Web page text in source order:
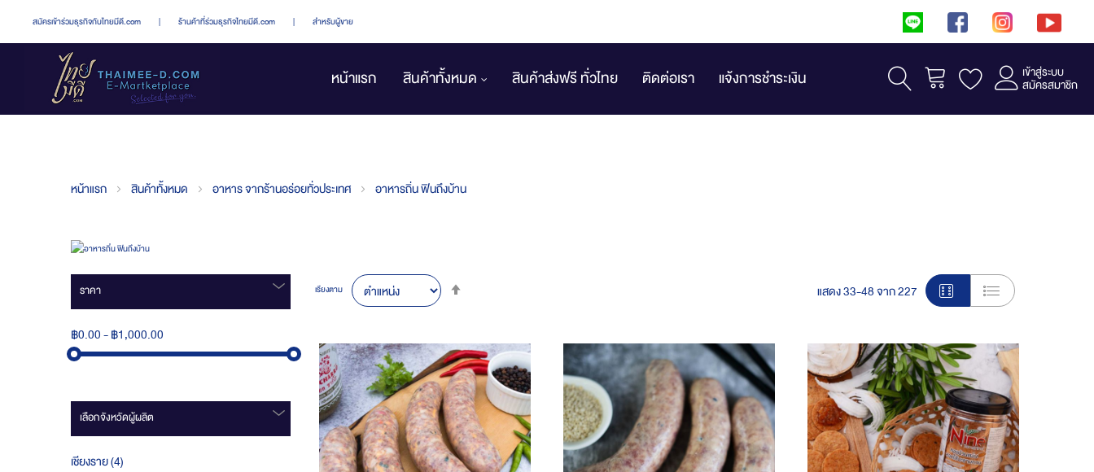
สมัครเข้าร่วมธุรกิจกับไทยมีดี.com | ร้านค้าที่ร่วมธุรกิจไทยมีดี.com | สำหรับผู้ขาย
หน้าแรก สินค้าทั้งหมด สินค้าส่งฟรี ทั่วไทย ติดต่อเรา แจ้งการชำระเงิน รถเข็น เข้าสู่ระบบ
สมัครสมาชิก
หน้าแรก สินค้าทั้งหมด อาหาร จากร้านอร่อยทั่วประเทศ อาหารถิ่น ฟินถึงบ้าน
ราคา
฿0.00-฿1,000.00
เลือกจังหวัดผู้ผลิต
เชียงราย 4ชิ้น
View
แสดง33-48จาก227
เรียงตาม
Direction